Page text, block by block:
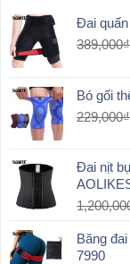
Đai
389,000₫
Bó gối
229,000₫
Đai nịt
Băng
7990